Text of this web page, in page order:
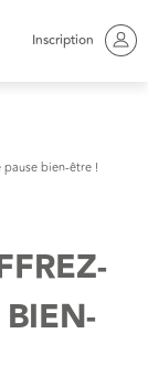
Inscription
pause bien-être !